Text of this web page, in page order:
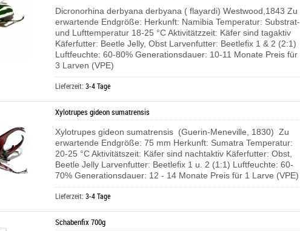
Dicronorhina derbyana derbyana ( flayardi) Westwood,1843 Zu
erwartende Endgröße: Herkunft: Namibia Temperatur: Substrat-
und Lufttemperatur 18-25 °C Aktivitätzzeit: Käfer sind tagaktiv
Käferfutter: Beetle Jelly, Obst Larvenfutter: Beetlefix 1 & 2 (2:1)
Luftfeuchte: 60-80% Generationsdauer: 10-11 Monate Preis für
3 Larven (VPE)
Lieferzeit:3-4 Tage
Xylotrupes gideon sumatrensis
Xylotrupes gideon sumatrensis (Guerin-Meneville, 1830) Zu
erwartende Endgröße: 75 mm Herkunft: Sumatra Temperatur:
20-25 °C Aktivitätszeit: Käfer sind nachtaktiv Käferfutter: Obst,
Beetle Jelly Larvenfutter: Beetlefix 1 u. 2 (1:1) Luftfeuchte: 60-
70% Generationsdauer: 12 - 14 Monate Preis für 1 Larve (VPE)
Lieferzeit:3-4 Tage
Schabenfix 700g